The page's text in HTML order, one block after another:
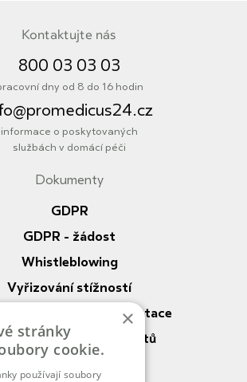
Kontaktujte nás
800 03 03 03
dny od 8 do 16 hodin
informace o poskytovaných
službách v domácí péči
Dokumenty
GDPR
GDPR - žádost
Whistleblowing
Vyřizování stížností
do zdrav. dokumentace
a povinnosti pacientů
×
stránky
cookie.
používají soubory